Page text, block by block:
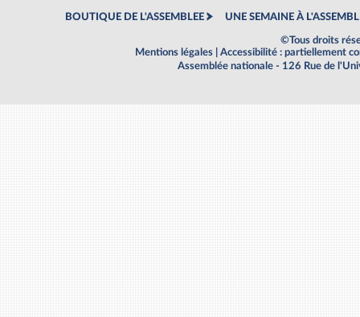
BOUTIQUE DE L'ASSEMBLEE UNE SEMAINE À
©Tous droits
Mentions légales
Accessibilité : partiellement
Assemblée nationale - 126 Rue de